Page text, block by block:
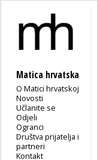
Matica hrvatska
O Matici hrvatskoj
Novosti
Učlanite se
Odjeli
Ogranci
Društva prijatelja i
partneri
Kontakt